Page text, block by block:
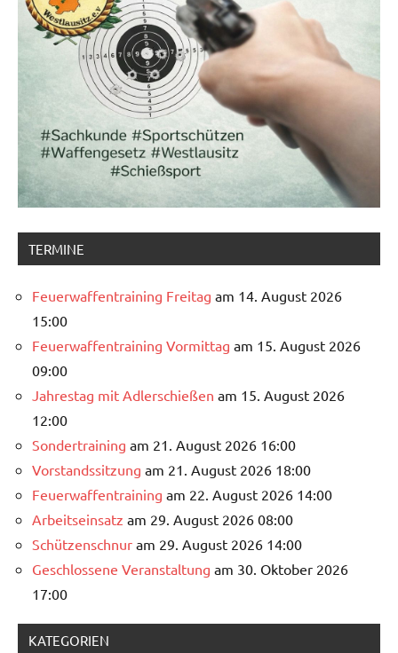
TERMINE
Feuerwaffentraining Freitag am 14. August 2026
15:00
Feuerwaffentraining Vormittag am 15. August 2026
09:00
Jahrestag mit Adlerschießen am 15. August 2026
12:00
Sondertraining am 21. August 2026 16:00
Vorstandssitzung am 21. August 2026 18:00
Feuerwaffentraining am 22. August 2026 14:00
Arbeitseinsatz am 29. August 2026 08:00
Schützenschnur am 29. August 2026 14:00
Geschlossene Veranstaltung am 30. Oktober 2026
17:00
KATEGORIEN